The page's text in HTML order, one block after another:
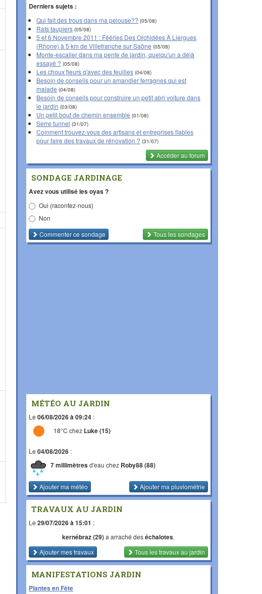
Derniers sujets :
Qui fait des trous dans ma pelouse?? (05/08)
Rats taupiers (05/08)
5 et 6 Novembre 2011 : Fééries Des Orchidées À Liergues
(Rhone) à 5 km de Villefranche sur Saône (05/08)
Monte-escalier dans ma pente de jardin, quelqu'un a déjà
essayé ? (05/08)
Les choux fleurs q'avec des feuilles (04/08)
Besoin de conseils pour un amandier ferragnes qui est
malade (04/08)
Besoin de conseils pour construire un petit abri voiture dans
le jardin (03/08)
Un petit bout de chemin ensemble (01/08)
Serre tunnel (31/07)
Comment trouvez-vous des artisans et entreprises fiables
pour faire des travaux de rénovation ? (31/07)
Accéder au forum
SONDAGE JARDINAGE
Avez vous utilisé les oyas ?
Oui (racontez-nous)
Non
Commenterce sondage Tous les sondages
MÉTÉO AU JARDIN
Le 06/08/2026 à 09:24 :
18°C chez Luke (15)
Le 04/08/2026 :
7 millimètresd'eau chez Roby88 (88)
Ajouter ma météo Ajouter ma pluviométrie
TRAVAUX AU JARDIN
Le 29/07/2026 à 15:01 :
kernébraz (29)a arraché deséchalotes.
Ajouter mes travaux
Tous les travauxau jardin
MANIFESTATIONS JARDIN
Plantes en Fête